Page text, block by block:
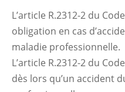
L’article R.2312-2 du
obligation en cas
maladie professionnelle.
L’article R.2312-2 du
dès lors qu’un accident